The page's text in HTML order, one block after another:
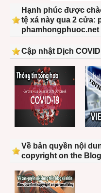
Hạnh phúc được
tệ xá này qua 2 cửa:
phamhongphuoc.net
Cập nhật Dịch
Về bản quyền nội
copyright on the Blog